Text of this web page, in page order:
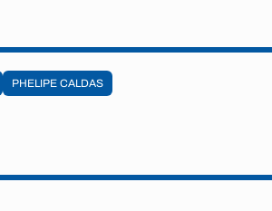
PHELIPE CALDAS